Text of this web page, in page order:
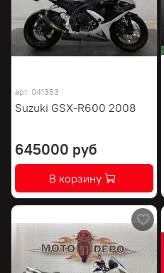
арт. 041353
Suzuki GSX-R600 2008
645000 руб
В корзину